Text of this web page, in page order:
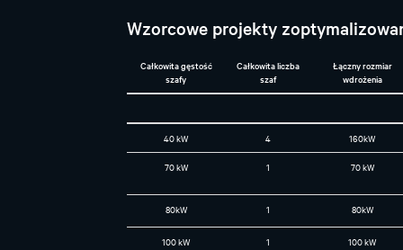
Wzorcowe projekty
Całkowita gęstość
szafy
Całkowita liczba
szaf
Łączny rozmiar
wdrożenia
40 kW 4 160kW
70 kW 1 70 kW
80kW 1 80kW
100 kW 1 100 kW